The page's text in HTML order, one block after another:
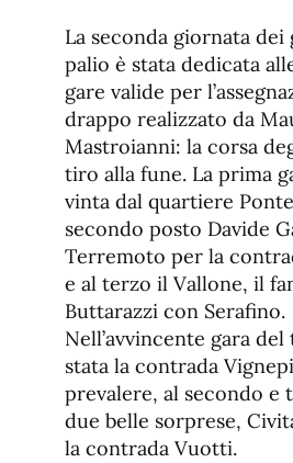
La seconda giornata
palio è stata dedicata
gare valide per
drappo realizzato da
Mastroianni: la corsa
tiro alla fune. La prima
vinta dal quartiere
secondo posto Davide
Terremoto per la
e al terzo il Vallone, il
Buttarazzi con Serafino.
Nell’avvincente gara
stata la contrada
prevalere, al secondo e
due belle sorprese,
la contrada Vuotti.